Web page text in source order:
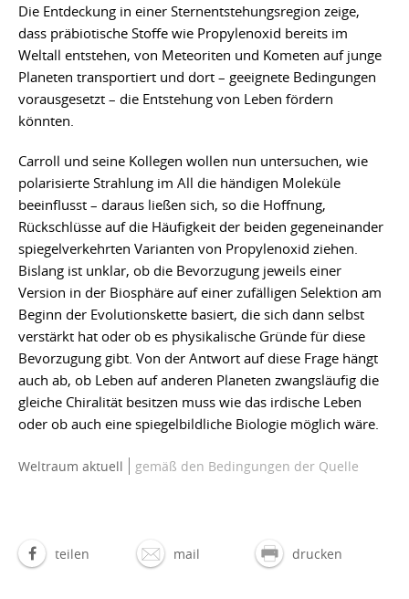
Die Entdeckung in einer Sternentstehungsregion zeige,
dass präbiotische Stoffe wie Propylenoxid bereits im
Weltall entstehen, von Meteoriten und Kometen auf junge
Planeten transportiert und dort – geeignete Bedingungen
vorausgesetzt – die Entstehung von Leben fördern
könnten.
Carroll und seine Kollegen wollen nun untersuchen, wie
polarisierte Strahlung im All die händigen Moleküle
beeinflusst – daraus ließen sich, so die Hoffnung,
Rückschlüsse auf die Häufigkeit der beiden gegeneinander
spiegelverkehrten Varianten von Propylenoxid ziehen.
Bislang ist unklar, ob die Bevorzugung jeweils einer
Version in der Biosphäre auf einer zufälligen Selektion am
Beginn der Evolutionskette basiert, die sich dann selbst
verstärkt hat oder ob es physikalische Gründe für diese
Bevorzugung gibt. Von der Antwort auf diese Frage hängt
auch ab, ob Leben auf anderen Planeten zwangsläufig die
gleiche Chiralität besitzen muss wie das irdische Leben
oder ob auch eine spiegelbildliche Biologie möglich wäre.
Weltraum aktuell gemäß den Bedingungen der Quelle
teilen mail drucken